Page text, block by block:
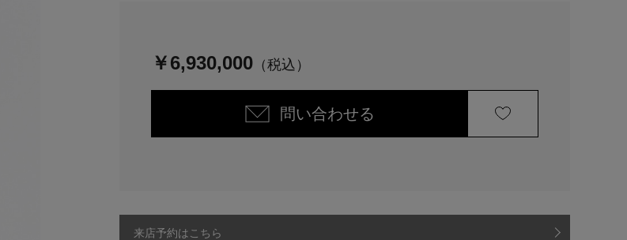
￥6,930,000
問い合わせる
来店予約はこちら